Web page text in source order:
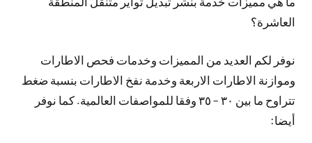
العاشرة؟
نوفر لكم العديد من المميزات وخدمات فحص الاطارات
وموازنة الاطارات الاربعة وخدمة نفخ الاطارات بنسبة ضغط
تتراوح ما بين ٣٠ – ٣٥ وفقا للمواصفات العالمية. كما نوفر
أيضا: